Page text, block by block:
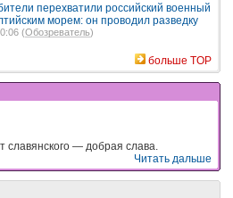
перехватили российский военный
морем: он проводил разведку
(Обозреватель)
больше TOP
славянского — добрая слава.
Читать дальше